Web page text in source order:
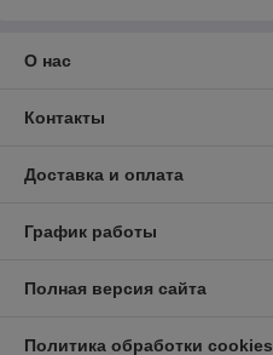
О нас
Контакты
Доставка и оплата
График работы
Полная версия сайта
Политика обработки cookies